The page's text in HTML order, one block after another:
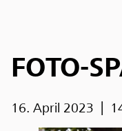
FOTO-
16. April 2023